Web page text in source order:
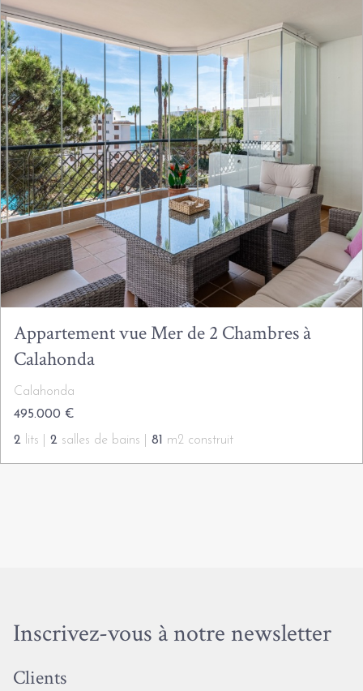
Appartement vue Mer de 2 Chambres à
Calahonda
Calahonda
495.000 €
2 lits | 2 salles de bains | 81 m2 construit
Inscrivez-vous à notre newsletter
Clients